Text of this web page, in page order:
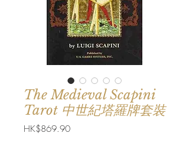
The Medieval Scapini
Tarot 中世紀塔羅牌套裝
HK$869.90Price